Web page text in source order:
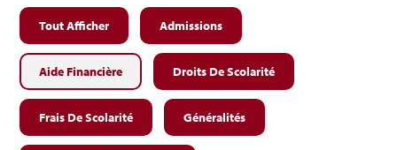
Tout Afficher Admissions
Aide Financière Droits De Scolarité
Frais De Scolarité Généralités